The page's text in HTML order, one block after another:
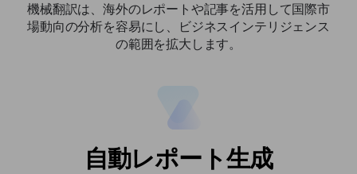
機械翻訳は、海外のレポートや記事を活用して国際市
場動向の分析を容易にし、ビジネスインテリジェンス
の範囲を拡大します。
自動レポート生成